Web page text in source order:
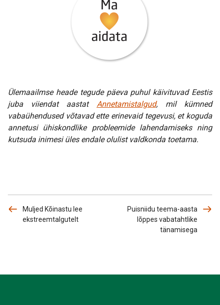
Ülemaailmse heade tegude päeva puhul käivituvad Eestis
juba viiendat aastat Annetamistalgud, mil kümned
vabaühendused võtavad ette erinevaid tegevusi, et koguda
annetusi ühiskondlike probleemide lahendamiseks ning
kutsuda inimesi üles endale olulist valdkonda toetama.
Muljed Kõinastu lee
ekstreemtalgutelt
Puisniidu teema-aasta
lõppes vabatahtlike
tänamisega